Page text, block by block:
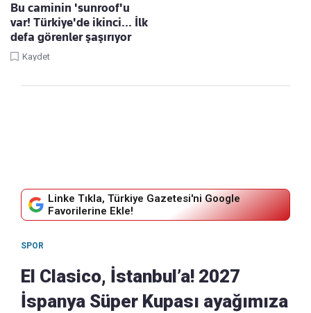
Bu caminin 'sunroof'u
var! Türkiye'de ikinci... İlk
defa görenler şaşırıyor
Kaydet
Linke Tıkla, Türkiye Gazetesi'ni Google
Favorilerine Ekle!
SPOR
El Clasico, İstanbul’a! 2027
İspanya Süper Kupası ayağımıza